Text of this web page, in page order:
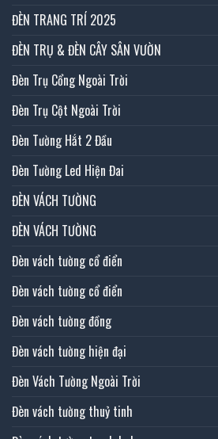
ĐÈN TRANG TRÍ 2025
ĐÈN TRỤ & ĐÈN CÂY SÂN VƯỜN
Đèn Trụ Cổng Ngoài Trời
Đèn Trụ Cột Ngoài Trời
Đèn Tường Hắt 2 Đầu
Đèn Tường Led Hiện Đai
ĐÈN VÁCH TƯỜNG
ĐÈN VÁCH TƯỜNG
Đèn vách tường cổ điển
Đèn vách tường cổ điển
Đèn vách tường đồng
Đèn vách tường hiện đại
Đèn Vách Tường Ngoài Trời
Đèn vách tường thuỷ tinh